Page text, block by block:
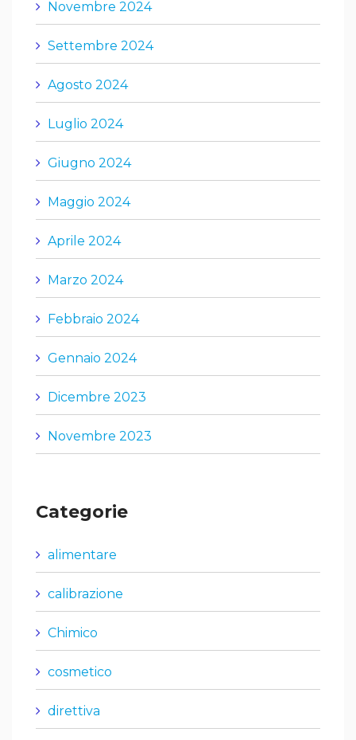
Novembre 2024
Settembre 2024
Agosto 2024
Luglio 2024
Giugno 2024
Maggio 2024
Aprile 2024
Marzo 2024
Febbraio 2024
Gennaio 2024
Dicembre 2023
Novembre 2023
Categorie
alimentare
calibrazione
Chimico
cosmetico
direttiva